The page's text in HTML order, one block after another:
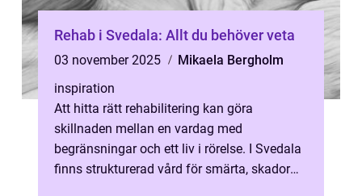
Rehab i Svedala: Allt du behöver veta
03 november 2025
Mikaela Bergholm
inspiration
Att hitta rätt rehabilitering kan göra
skillnaden mellan en vardag med
begränsningar och ett liv i rörelse. I Svedala
finns strukturerad vård för smärta, skador